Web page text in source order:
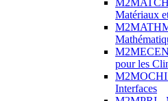
Matériaux
pour les
M2MOCHI
Interfaces